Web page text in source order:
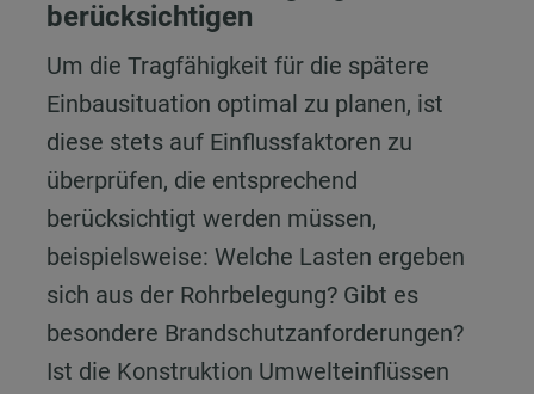
berücksichtigen
Um die Tragfähigkeit für die spätere
Einbausituation optimal zu planen, ist
diese stets auf Einflussfaktoren zu
überprüfen, die entsprechend
berücksichtigt werden müssen,
beispielsweise: Welche Lasten ergeben
sich aus der Rohrbelegung? Gibt es
besondere Brandschutzanforderungen?
Ist die Konstruktion Umwelteinflüssen